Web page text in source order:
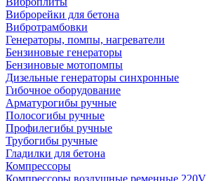
Виброрейки для бетона
Вибротрамбовки
Генераторы, помпы, нагреватели
Бензиновые генераторы
Бензиновые мотопомпы
Дизельные генераторы синхронные
Гибочное оборудование
Арматурогибы ручные
Полосогибы ручные
Профилегибы ручные
Трубогибы ручные
Гладилки для бетона
Компрессоры
Компрессоры воздушные ременные 220V